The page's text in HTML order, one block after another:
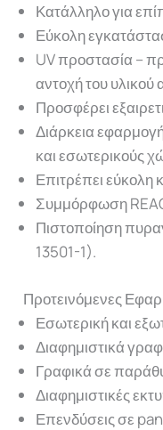
Κατάλληλο για
Εύκολη
UV προστασία –
αντοχή του υλικού
Προσφέρει
Διάρκεια
και εσωτερικούς
Επιτρέπει
Συμμόρφωση
Πιστοποίηση
13501-1).
Προτεινόμενες
Εσωτερική και
Διαφημιστικά
Γραφικά σε
Διαφημιστικές
Επενδύσεις σε